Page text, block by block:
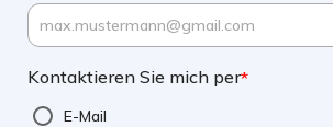
Kontaktieren Sie mich per*
E-Mail